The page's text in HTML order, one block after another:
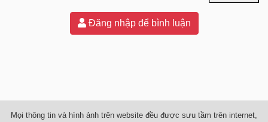
Đăng nhập để bình luận
Mọi thông tin và hình ảnh trên website đều được sưu tầm trên internet,